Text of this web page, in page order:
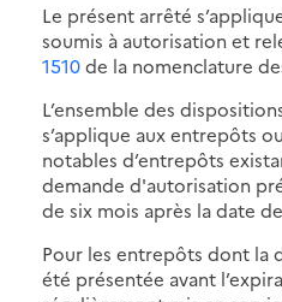
Le présent arrêté
soumis à autorisation et
1510de la nomenclature
L’ensemble des
s’applique aux entrepôts
notables d’entrepôts
demande d'autorisation
de six mois après la date
Pour les entrepôts dont la
été présentée avant